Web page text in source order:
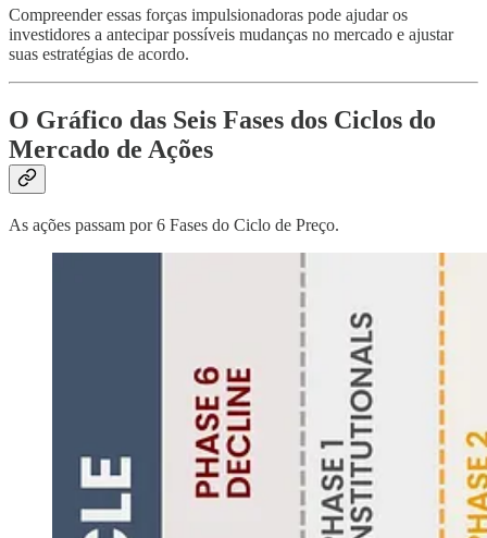
Compreender essas forças impulsionadoras pode ajudar os
investidores a antecipar possíveis mudanças no mercado e ajustar
suas estratégias de acordo.
O Gráfico das Seis Fases dos Ciclos do
Mercado de Ações
As ações passam por 6 Fases do Ciclo de Preço.